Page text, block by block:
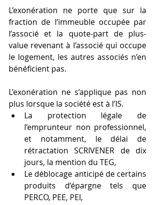
L’exonération ne porte que sur la
fraction de l’immeuble occupée par
l’associé et la quote-part de plus-
value revenant à l’associé qui occupe
le logement, les autres associés n’en
bénéficient pas.
L’exonération ne s’applique pas non
plus lorsque la société est à l’IS.
La protection légale de
l’emprunteur non professionnel,
et notamment, le délai de
rétractation SCRIVENER de dix
jours, la mention du TEG,
Le déblocage anticipé de certains
produits d’épargne tels que
PERCO, PEE, PEI,